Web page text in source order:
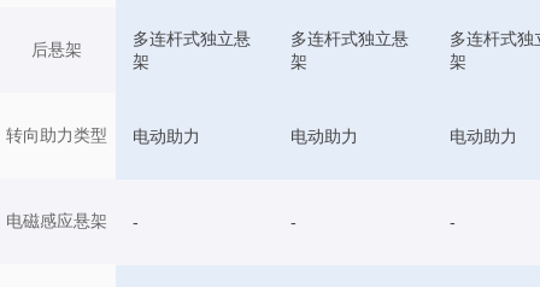
后悬架
转向助力类型
电磁感应悬架
多连杆式独立悬
架
多连杆式独立悬
架
多连杆式独
架
电动助力 电动助力 电动助力
- - -